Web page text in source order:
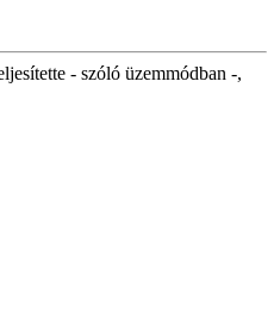
- szóló üzemmódban -,